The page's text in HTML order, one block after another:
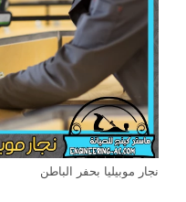
نجار موبيليا بحفر الباطن